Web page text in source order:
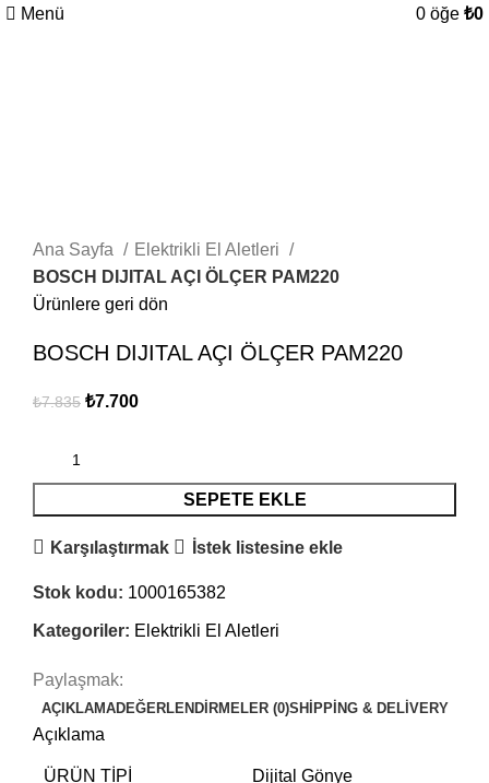
Menü 0 öğe ₺0
Ana Sayfa
Elektrikli El Aletleri
BOSCH DIJITAL AÇI ÖLÇER PAM220
Ürünlere geri dön
BOSCH DIJITAL AÇI ÖLÇER PAM220
₺7.835 ₺7.700
SEPETE EKLE
Karşılaştırmak İstek listesine ekle
Stok kodu: 1000165382
Kategoriler: Elektrikli El Aletleri
Paylaşmak:
AÇIKLAMADEĞERLENDIRMELER (0)SHIPPING & DELIVERY
Açıklama
ÜRÜN TIPI Dijital Gönye